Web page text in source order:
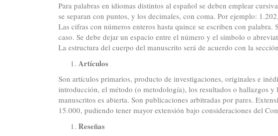
Para palabras en idiomas distintos al español se deben emplear
se separan con puntos, y los decimales, con coma. Por ejemplo:
Las cifras con números enteros hasta quince se escriben con
caso. Se debe dejar un espacio entre el número y el símbolo o
La estructura del cuerpo del manuscrito será de acuerdo con la
Artículos
Son artículos primarios, producto de investigaciones, originales e
introducción, el método (o metodología), los resultados o hallazgos y
manuscritos es abierta. Son publicaciones arbitradas por pares.
15.000, pudiendo tener mayor extensión bajo consideraciones del
Reseñas